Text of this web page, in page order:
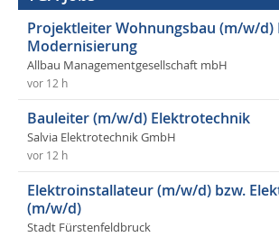
Projektleiter Wohnungsbau (m/w/d)
Modernisierung
Allbau Managementgesellschaft mbH
vor 12 h
Bauleiter (m/w/d) Elektrotechnik
Salvia Elektrotechnik GmbH
vor 12 h
Elektroinstallateur (m/w/d) bzw.
(m/w/d)
Stadt Fürstenfeldbruck